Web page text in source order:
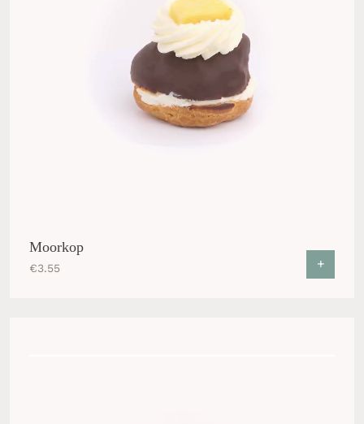
Moorkop
€3.55 +